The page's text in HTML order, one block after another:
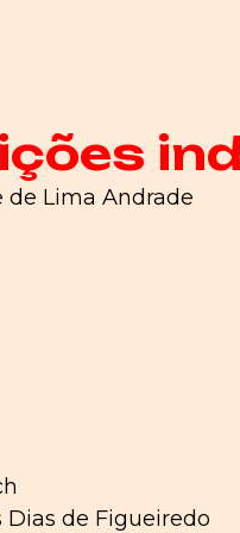
de Lima Andrade
Dias de Figueiredo